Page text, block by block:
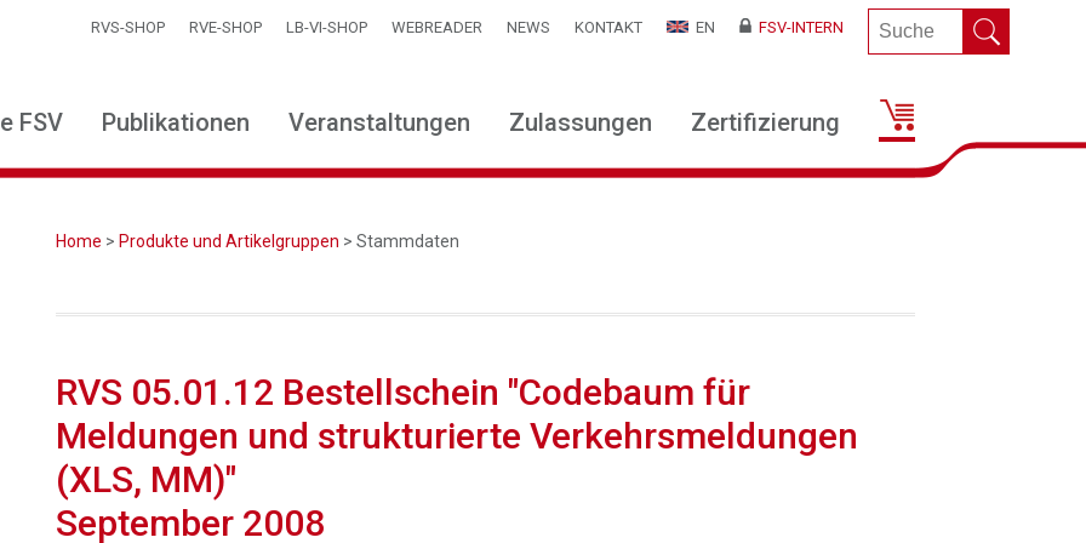
RVS-SHOP RVE-SHOP LB-VI-SHOP WEBREADER NEWS KONTAKT EN FSV-INTERN
FSV Publikationen Veranstaltungen Zulassungen Zertifizierung
Home > Produkte und Artikelgruppen > Stammdaten
RVS 05.01.12 Bestellschein "Codebaum für
Meldungen und strukturierte Verkehrsmeldungen
(XLS, MM)"
September 2008